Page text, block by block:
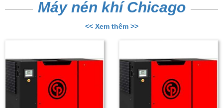
Máy nén khí Chicago
<< Xem thêm >>